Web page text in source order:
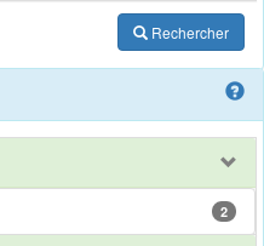
Rechercher
2